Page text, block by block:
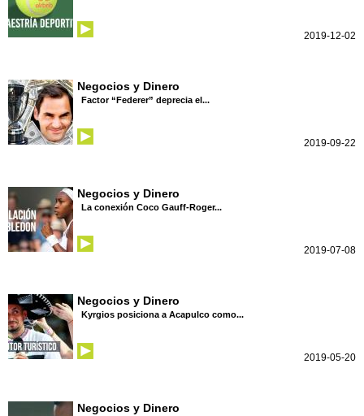
2019-12-02
Negocios y Dinero
Factor “Federer” deprecia el...
2019-09-22
Negocios y Dinero
La conexión Coco Gauff-Roger...
2019-07-08
Negocios y Dinero
Kyrgios posiciona a Acapulco como...
2019-05-20
Negocios y Dinero